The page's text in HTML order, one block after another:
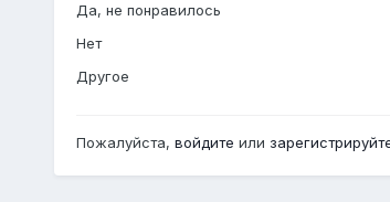
Да, не понравилось
Нет
Другое
Пожалуйста, войдите или